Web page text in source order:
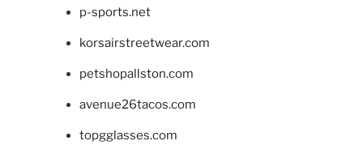
p-sports.net
korsairstreetwear.com
petshopallston.com
avenue26tacos.com
topgglasses.com